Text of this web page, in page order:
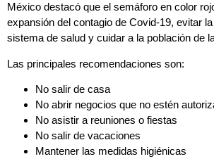
México destacó que el semáforo en color
expansión del contagio de Covid-19, evitar
sistema de salud y cuidar a la población de
Las principales recomendaciones son:
No salir de casa
No abrir negocios que no estén
No asistir a reuniones o fiestas
No salir de vacaciones
Mantener las medidas higiénicas